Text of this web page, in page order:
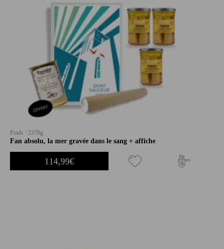
Poids : 2370g
Fan absolu, la mer gravée dans le sang + affiche
114,99€